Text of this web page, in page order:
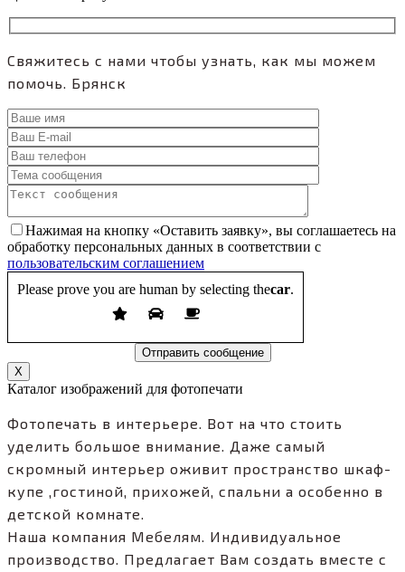
Свяжитесь с нами чтобы узнать, как мы можем
помочь. Брянск
Нажимая на кнопку «Оставить заявку», вы соглашаетесь на
обработку персональных данных в соответствии с
пользовательским соглашением
Please prove you are human by selecting thecar.
X
Каталог изображений для фотопечати
Фотопечать в интерьере. Вот на что стоить
уделить большое внимание. Даже самый
скромный интерьер оживит пространство шкаф-
купе ,гостиной, прихожей, спальни а особенно в
детской комнате.
Наша компания Мебелям. Индивидуальное
производство. Предлагает Вам создать вместе с